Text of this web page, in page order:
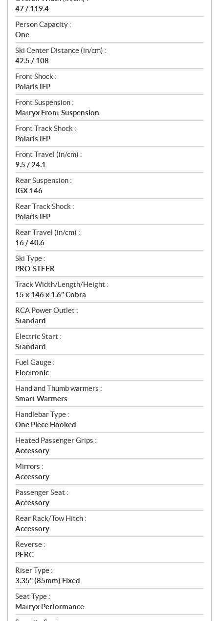
47 / 119.4
Person Capacity :
One
Ski Center Distance (in/cm) :
42.5 / 108
Front Shock :
Polaris IFP
Front Suspension :
Matryx Front Suspension
Front Track Shock :
Polaris IFP
Front Travel (in/cm) :
9.5 / 24.1
Rear Suspension :
IGX 146
Rear Track Shock :
Polaris IFP
Rear Travel (in/cm) :
16 / 40.6
Ski Type :
PRO-STEER
Track Width/Length/Height :
15 x 146 x 1.6" Cobra
RCA Power Outlet :
Standard
Electric Start :
Standard
Fuel Gauge :
Electronic
Hand and Thumb warmers :
Smart Warmers
Handlebar Type :
One Piece Hooked
Heated Passenger Grips :
Accessory
Mirrors :
Accessory
Passenger Seat :
Accessory
Rear Rack/Tow Hitch :
Accessory
Reverse :
PERC
Riser Type :
3.35" (85mm) Fixed
Seat Type :
Matryx Performance